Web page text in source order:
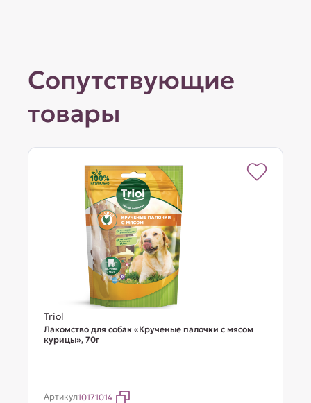
Сопутствующие
товары
Triol
Лакомство для собак «Крученые палочки с мясом
курицы», 70г
Артикул10171014